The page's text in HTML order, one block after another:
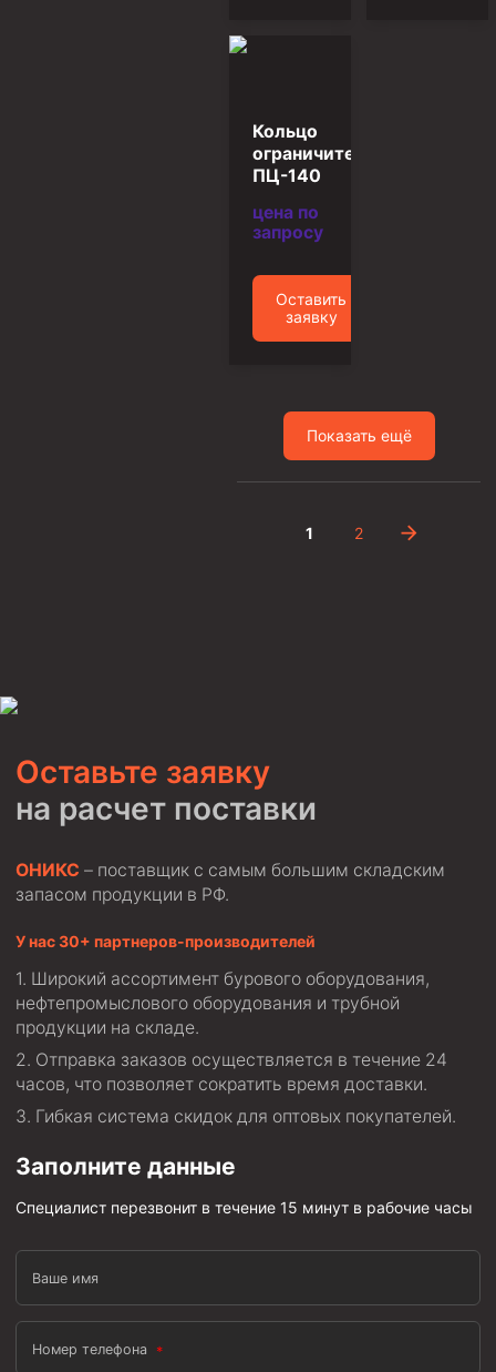
Шламометаллоуловитель ШМУ
Фрезеры торцевые с фрезерующей воронкой и с
Фрезерующие инструменты
Клинья — отклонители
Колокола ловильные
Быстроразъёмные соединения (БРС)
Рукава буровые
Стропы
Стропы канатные
Стропы текстильные
Стропы цепные
Канаты стальные
Кольцо
ограничительное
ПЦ-140
цена по
запросу
Оставить
заявку
Показать ещё
1 2
Оставьте заявку
на расчет поставки
ОНИКС – поставщик с самым большим складским
запасом продукции в РФ.
У нас 30+ партнеров-производителей
Широкий ассортимент бурового оборудования,
нефтепромыслового оборудования и трубной
продукции на складе.
Отправка заказов осуществляется в течение 24
часов, что позволяет сократить время доставки.
Гибкая система скидок для оптовых покупателей.
Заполните данные
Специалист перезвонит в течение 15 минут в рабочие часы
Ваше имя
Номер телефона